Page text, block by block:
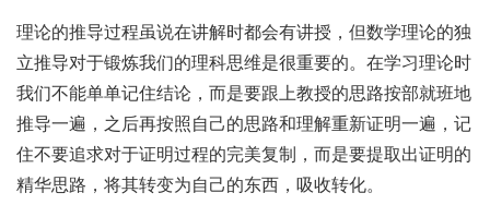
理论的推导过程虽说在讲解时都会有讲授，但数学理论的独
立推导对于锻炼我们的理科思维是很重要的。在学习理论时
我们不能单单记住结论，而是要跟上教授的思路按部就班地
推导一遍，之后再按照自己的思路和理解重新证明一遍，记
住不要追求对于证明过程的完美复制，而是要提取出证明的
精华思路，将其转变为自己的东西，吸收转化。